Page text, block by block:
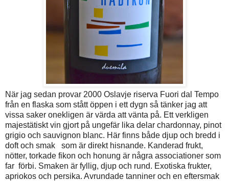
När jag sedan provar 2000 Oslavje riserva Fuori dal Tempo
från en flaska som stått öppen i ett dygn så tänker jag att
vissa saker onekligen är värda att vänta på. Ett verkligen
majestätiskt vin gjort på ungefär lika delar chardonnay, pinot
grigio och sauvignon blanc. Här finns både djup och bredd i
doft och smak som är direkt hisnande. Kanderad frukt,
nötter, torkade fikon och honung är några associationer som
far förbi. Smaken är fyllig, djup och rund. Exotiska frukter,
apriokos och persika. Avrundade tanniner och en eftersmak